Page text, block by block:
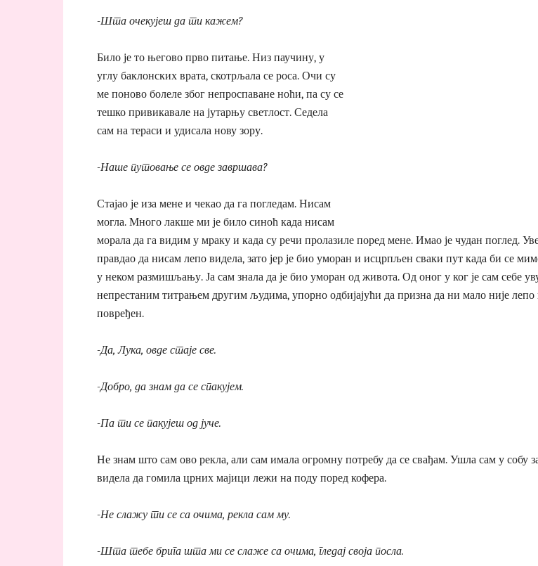
-Шта очекујеш да ти кажем?
Било је то његово прво питање. Низ паучину, у
углу баклонских врата, скотрљала се роса. Очи су
ме поново болеле због непроспаване ноћи, па су се
тешко привикавале на јутарњу светлост. Седела
сам на тераси и удисала нову зору.
-Наше путовање се овде завршава?
Стајао је иза мене и чекао да га погледам. Нисам
могла. Много лакше ми је било синоћ када нисам
морала да га видим у мраку и када су речи пролазиле поред мене. Имао је чудан поглед.
правдао да нисам лепо видела, зато јер је био уморан и исцрпљен сваки пут када би се
у неком размишљању. Ја сам знала да је био уморан од живота. Од оног у ког је сам себе
непрестаним титрањем другим људима, упорно одбијајући да призна да ни мало није лепо
повређен.
-Да, Лука, овде стаје све.
-Добро, да знам да се спакујем.
-Па ти се пакујеш од јуче.
Не знам што сам ово рекла, али сам имала огромну потребу да се свађам. Ушла сам у собу
видела да гомила црних мајици лежи на поду поред кофера.
-Не слажу ти се са очима, рекла сам му.
-Шта тебе брига шта ми се слаже са очима, гледај своја посла.